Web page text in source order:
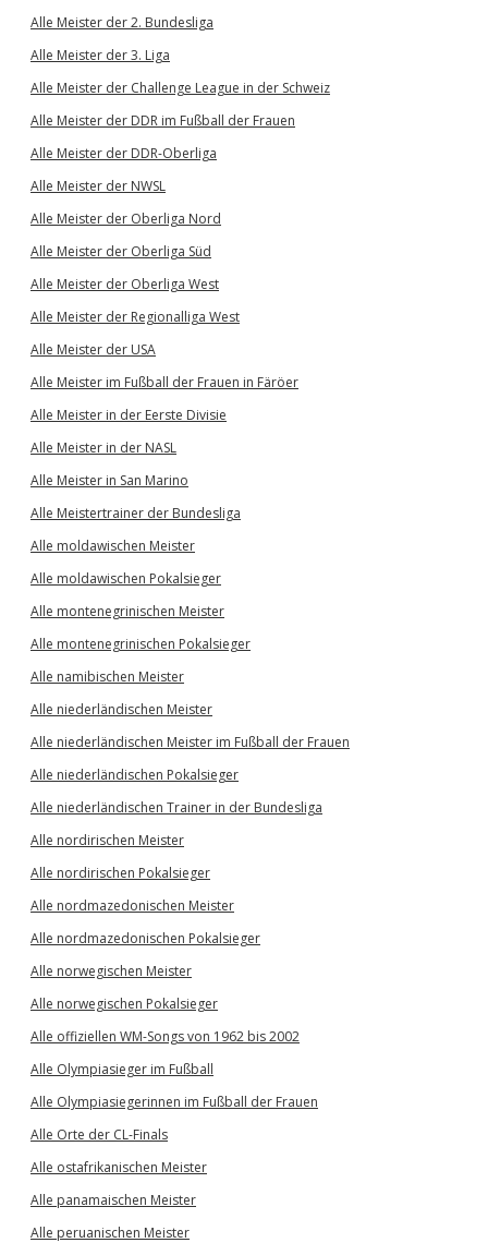
Alle Meister der 2. Bundesliga
Alle Meister der 3. Liga
Alle Meister der Challenge League in der Schweiz
Alle Meister der DDR im Fußball der Frauen
Alle Meister der DDR-Oberliga
Alle Meister der NWSL
Alle Meister der Oberliga Nord
Alle Meister der Oberliga Süd
Alle Meister der Oberliga West
Alle Meister der Regionalliga West
Alle Meister der USA
Alle Meister im Fußball der Frauen in Färöer
Alle Meister in der Eerste Divisie
Alle Meister in der NASL
Alle Meister in San Marino
Alle Meistertrainer der Bundesliga
Alle moldawischen Meister
Alle moldawischen Pokalsieger
Alle montenegrinischen Meister
Alle montenegrinischen Pokalsieger
Alle namibischen Meister
Alle niederländischen Meister
Alle niederländischen Meister im Fußball der Frauen
Alle niederländischen Pokalsieger
Alle niederländischen Trainer in der Bundesliga
Alle nordirischen Meister
Alle nordirischen Pokalsieger
Alle nordmazedonischen Meister
Alle nordmazedonischen Pokalsieger
Alle norwegischen Meister
Alle norwegischen Pokalsieger
Alle offiziellen WM-Songs von 1962 bis 2002
Alle Olympiasieger im Fußball
Alle Olympiasiegerinnen im Fußball der Frauen
Alle Orte der CL-Finals
Alle ostafrikanischen Meister
Alle panamaischen Meister
Alle peruanischen Meister